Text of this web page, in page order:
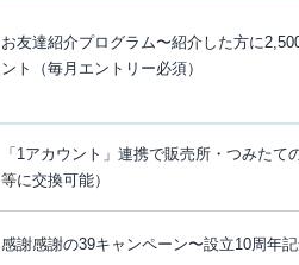
お友達紹介プログラム〜紹介した方に
ント（毎月エントリー必須）
「1アカウント」連携で販売所・つみた
等に交換可能）
感謝感謝の39キャンペーン〜設立10周年